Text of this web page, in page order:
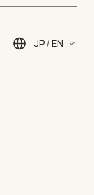
JP / EN